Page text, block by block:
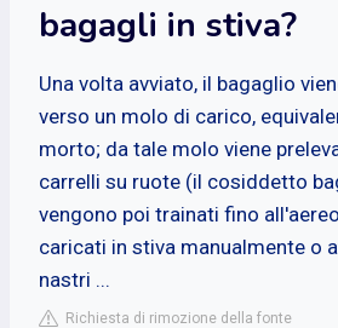
bagagli in stiva?
Una volta avviato, il bagaglio
verso un molo di carico,
morto; da tale molo viene
carrelli su ruote (il cosiddetto
vengono poi trainati fino
caricati in stiva manualmente o
nastri ...
Richiesta di rimozione della fonte